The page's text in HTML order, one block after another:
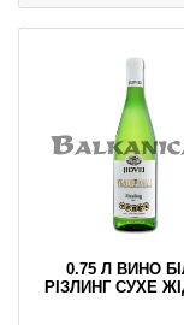
0.75 Л ВИНО
РІЗЛИНГ СУХЕ